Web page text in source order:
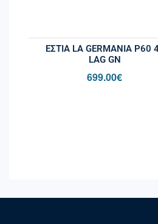
ΕΣΤΙΑ LA GERMANIA P60
LAG GN
699.00€